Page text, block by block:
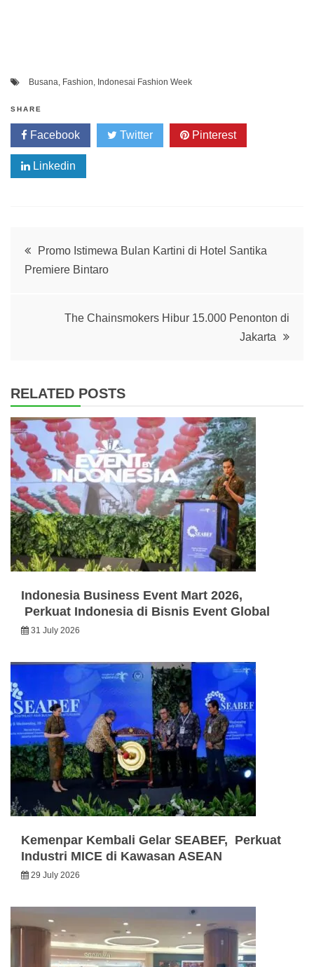
Busana Fashion Indonesai Fashion Week
SHARE
Facebook Twitter Pinterest
Linkedin
PostPromo Istimewa Bulan Kartini di Hotel Santika
Premiere Bintaro
The Chainsmokers Hibur 15.000 Penonton di
Jakarta
RELATED POSTS
Indonesia Business Event Mart 2026,
Perkuat Indonesia di Bisnis Event Global
31 July 2026
Kemenpar Kembali Gelar SEABEF, Perkuat
Industri MICE di Kawasan ASEAN
29 July 2026